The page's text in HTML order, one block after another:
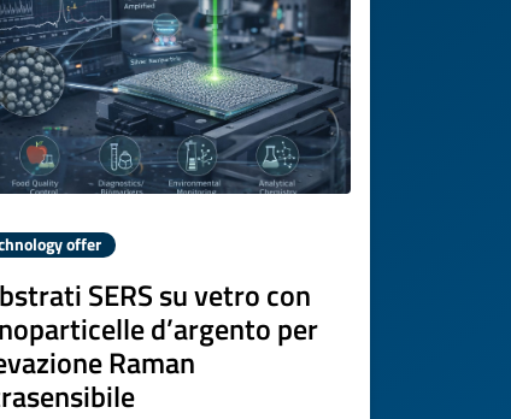
offer
SERS su vetro con
d’argento per
Raman